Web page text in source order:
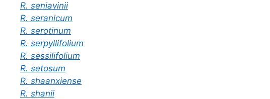
R. seniavinii
R. seranicum
R. serotinum
R. serpyllifolium
R. sessilifolium
R. setosum
R. shaanxiense
R. shanii